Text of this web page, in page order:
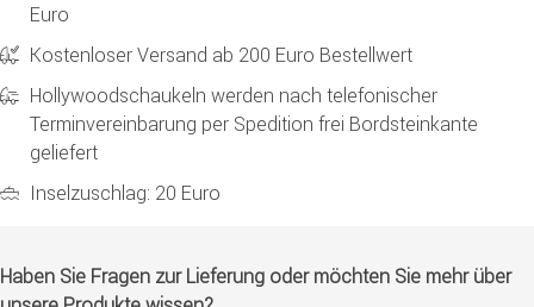
Euro
Kostenloser Versand ab 200 Euro Bestellwert
Hollywoodschaukeln werden nach telefonischer
Terminvereinbarung per Spedition frei Bordsteinkante
geliefert
Inselzuschlag: 20 Euro
Haben Sie Fragen zur Lieferung oder möchten Sie mehr über